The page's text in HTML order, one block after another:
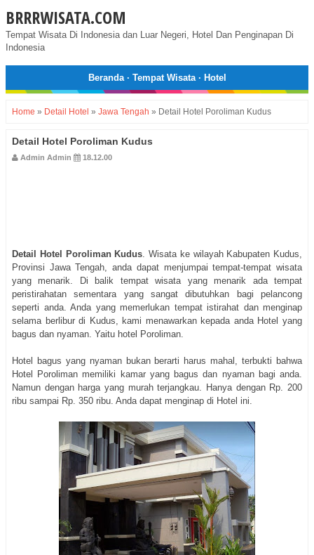
BRRRWISATA.COM
Tempat Wisata Di Indonesia dan Luar Negeri, Hotel Dan Penginapan Di
Indonesia
Beranda· Tempat Wisata· Hotel
Home » Detail Hotel » Jawa Tengah » Detail Hotel Poroliman Kudus
Detail Hotel Poroliman Kudus
Admin Admin 18.12.00
Detail Hotel Poroliman Kudus. Wisata ke wilayah Kabupaten Kudus,
Provinsi Jawa Tengah, anda dapat menjumpai tempat-tempat wisata
yang menarik. Di balik tempat wisata yang menarik ada tempat
peristirahatan sementara yang sangat dibutuhkan bagi pelancong
seperti anda. Anda yang memerlukan tempat istirahat dan menginap
selama berlibur di Kudus, kami menawarkan kepada anda Hotel yang
bagus dan nyaman. Yaitu hotel Poroliman.
Hotel bagus yang nyaman bukan berarti harus mahal, terbukti bahwa
Hotel Poroliman memiliki kamar yang bagus dan nyaman bagi anda.
Namun dengan harga yang murah terjangkau. Hanya dengan Rp. 200
ribu sampai Rp. 350 ribu. Anda dapat menginap di Hotel ini.